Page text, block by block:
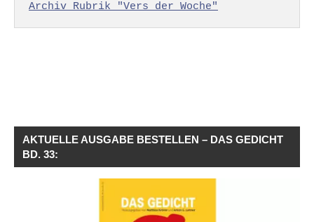
Archiv Rubrik "Vers der Woche"
AKTUELLE AUSGABE BESTELLEN – DAS GEDICHT
BD. 33: